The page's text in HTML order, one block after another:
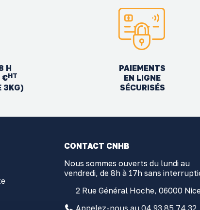
H
€HT
3KG)
PAIEMENTS
EN LIGNE
SÉCURISÉS
CONTACT CNHB
Nous sommes ouverts du lundi au
vendredi, de 8h à 17h sans
2 Rue Général Hoche, 06000